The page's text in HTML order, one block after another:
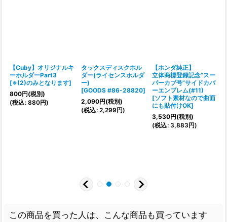
【Cuby】オリジナルキ
ーホルダーPart3
[※(2)のみとなります]
800円(税別)
(税込: 880円)
タックスディスクホル
ダー(ライセンスホルダ
ー)
[GOODS #86-28820]
2,090円(税別)
(税込: 2,299円)
【ホンダ純正】
立体商標登録記念“スー
パーカブ号”サイドカバ
ーエンブレム(#11)
[ソフト素材なので曲面
にも貼付けOK]
3,530円(税別)
(税込: 3,883円)
この商品を買った人は、こんな商品も買っています